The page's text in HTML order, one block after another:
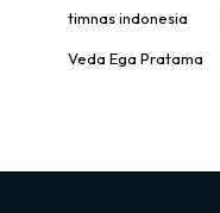
timnas indonesia
Veda Ega Pratama